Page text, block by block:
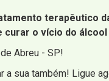
terapêutico
o vício do
Abreu - SP!
sua também! Ligue